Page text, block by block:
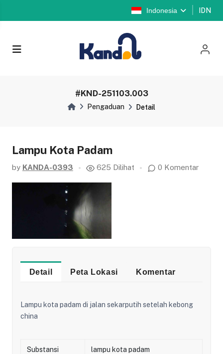
Indonesia IDN
#KND-251103.003
Pengaduan Detail
Lampu Kota Padam
by KANDA-0393 625 Dilihat 0 Komentar
Detail Peta Lokasi Komentar
Lampu kota padam di jalan sekarputih setelah kebong
china
Substansi lampu kota padam